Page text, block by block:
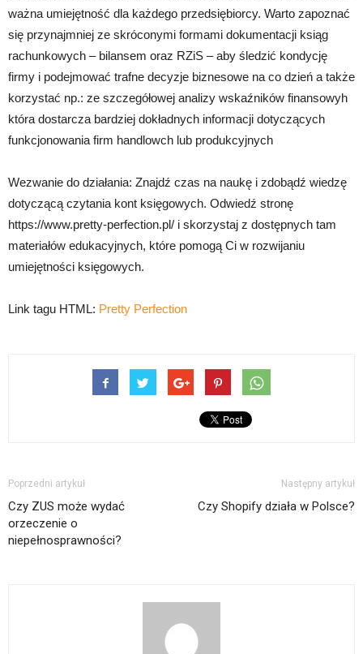
ważna umiejętność dla każdego przedsiębiorcy. Warto zapoznać
się przynajmniej ze skróconymi formami dokumentacji ksiąg
rachunkowych – bilansem oraz RZiS – aby śledzić kondycję
firmy i podejmować trafne decyzje biznesowe na co dzień a także
korzystać np.: ze szczegółowej analizy wskaźników finansowyh
która dostarcza bardziej dokładnych informacji dotyczących
funkcjonowania firm handlowch lub produkcyjnych
Wezwanie do działania: Znajdź czas na naukę i zdobądź wiedzę
dotyczącą czytania kont księgowych. Odwiedź stronę
https://www.pretty-perfection.pl/ i skorzystaj z dostępnych tam
materiałów edukacyjnych, które pomogą Ci w rozwijaniu
umiejętności księgowych.
Link tagu HTML: Pretty Perfection
Poprzedni artykuł
Czy ZUS może wydać
orzeczenie o
niepełnosprawności?
Następny artykuł
Czy Shopify działa w Polsce?